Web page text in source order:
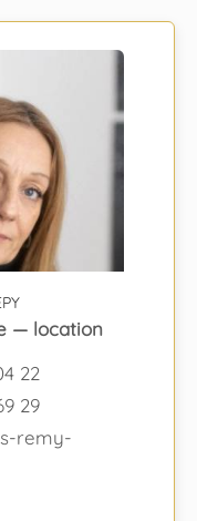
— location
22
29
remy-